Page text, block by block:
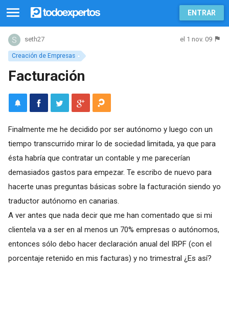
ENTRAR
Creación de Empresas
seth27 el 1 nov. 09
Facturación
Finalmente me he decidido por ser autónomo y luego con un
tiempo transcurrido mirar lo de sociedad limitada, ya que para
ésta habría que contratar un contable y me parecerían
demasiados gastos para empezar. Te escribo de nuevo para
hacerte unas preguntas básicas sobre la facturación siendo yo
traductor autónomo en canarias.
A ver antes que nada decir que me han comentado que si mi
clientela va a ser en al menos un 70% empresas o autónomos,
entonces sólo debo hacer declaración anual del IRPF (con el
porcentaje retenido en mis facturas) y no trimestral ¿Es así?